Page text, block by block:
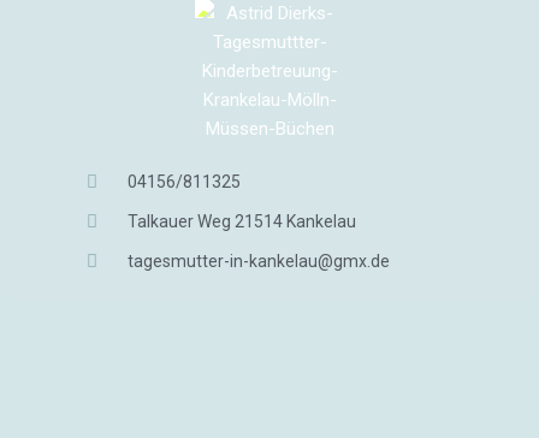
04156/811325
Talkauer Weg 21514 Kankelau
tagesmutter-in-kankelau@gmx.de